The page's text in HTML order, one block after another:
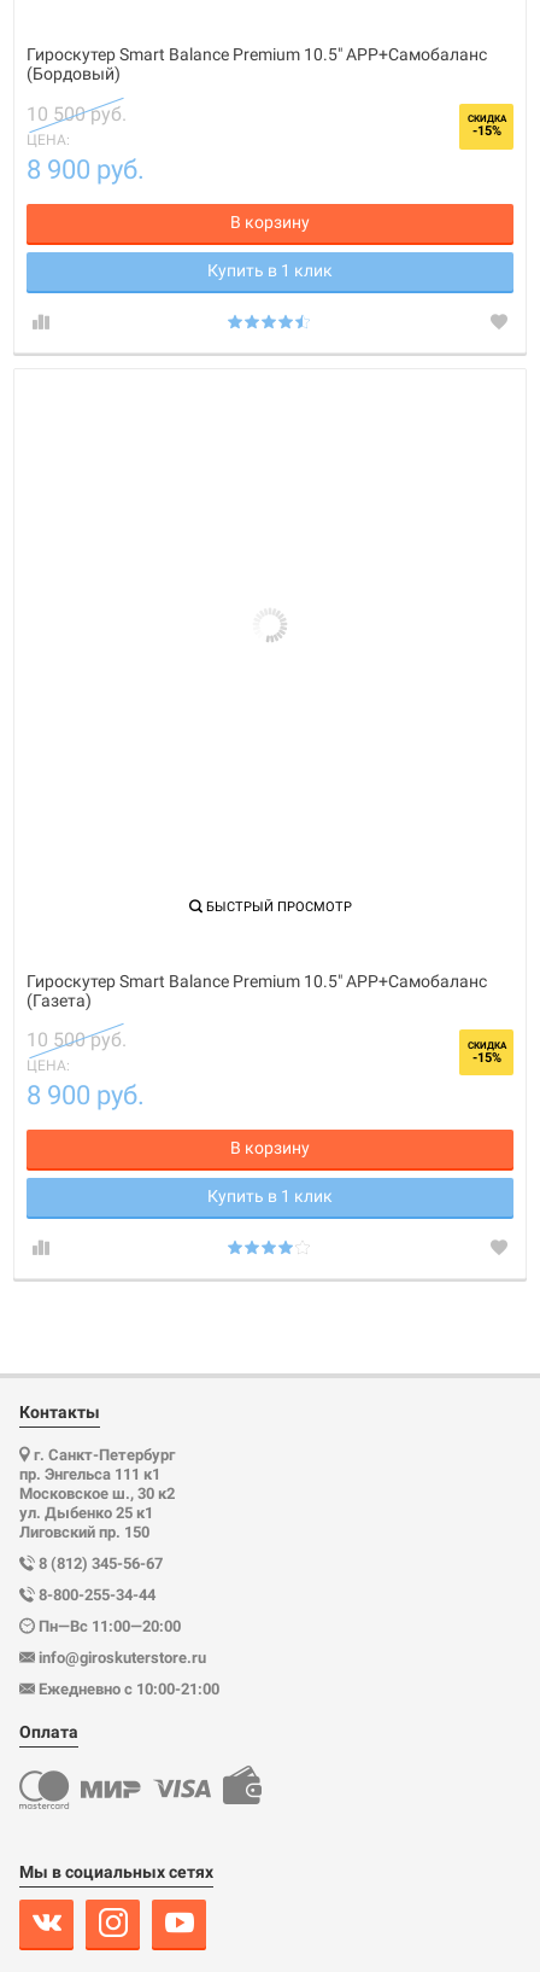
Гироскутер Smart Balance Premium 10.5" APP+Самобаланс
(Бордовый)
10 500 руб.
ЦЕНА:
8 900 руб.
СКИДКА
-15%
В корзину
Купить в 1 клик
БЫСТРЫЙ ПРОСМОТР
Гироскутер Smart Balance Premium 10.5" APP+Самобаланс
(Газета)
10 500 руб.
ЦЕНА:
8 900 руб.
СКИДКА
-15%
В корзину
Купить в 1 клик
Контакты
г. Санкт-Петербург
пр. Энгельса 111 к1
Московское ш., 30 к2
ул. Дыбенко 25 к1
Лиговский пр. 150
8 (812) 345-56-67
8-800-255-34-44
Пн—Вс 11:00—20:00
info@giroskuterstore.ru
Ежедневно с 10:00-21:00
Оплата
Мы в социальных сетях